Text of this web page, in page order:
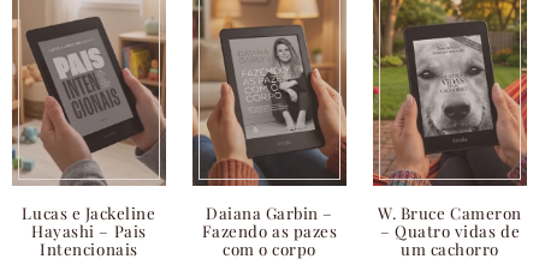
Lucas e Jackeline
Hayashi – Pais
Intencionais
Daiana Garbin –
Fazendo as pazes
com o corpo
W. Bruce Cameron
– Quatro vidas de
um cachorro